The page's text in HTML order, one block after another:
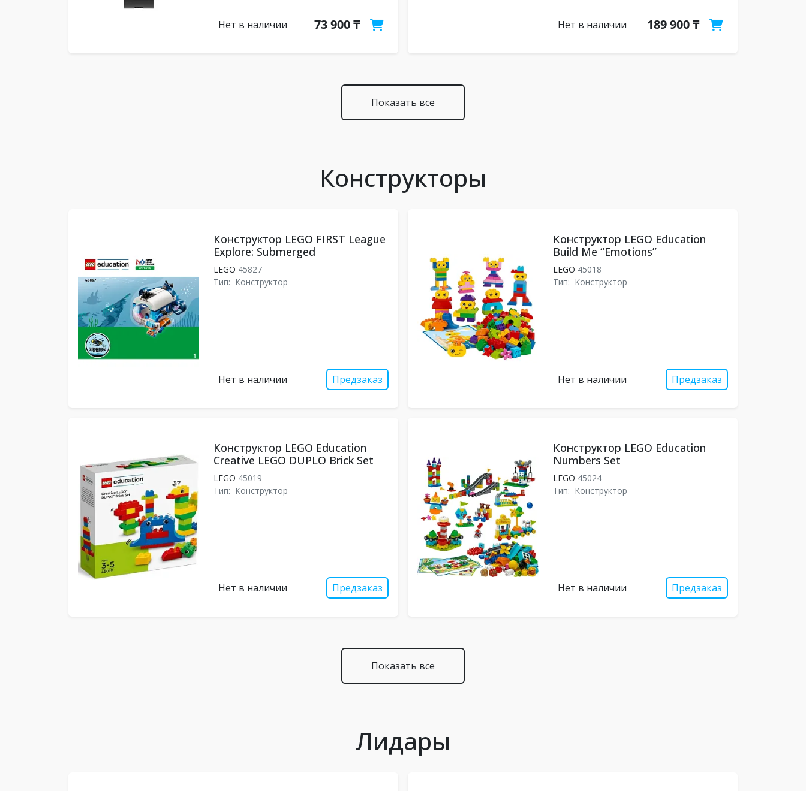
Нет в наличии 73 900 ₸ Нет в наличии 189 900 ₸
Показать все
Конструкторы
Конструктор LEGO FIRST League
Explore: Submerged
LEGO 45827
Тип: Конструктор
Нет в наличии Предзаказ
Конструктор LEGO Education
Build Me “Emotions”
LEGO 45018
Тип: Конструктор
Нет в наличии Предзаказ
Конструктор LEGO Education
Creative LEGO DUPLO Brick Set
LEGO 45019
Тип: Конструктор
Нет в наличии Предзаказ
Конструктор LEGO Education
Numbers Set
LEGO 45024
Тип: Конструктор
Нет в наличии Предзаказ
Показать все
Лидары